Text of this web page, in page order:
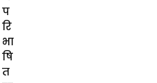
प
रि
भा
षि
त